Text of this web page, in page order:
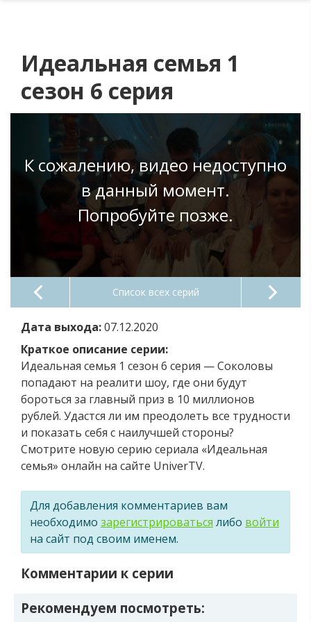
Идеальная семья 1
сезон 6 серия
К сожалению, видео недоступно
в данный момент.
Попробуйте позже.
Список всех серий
Дата выхода:07.12.2020
Краткое описание серии:
Идеальная семья 1 сезон 6 серия — Соколовы
попадают на реалити шоу, где они будут
бороться за главный приз в 10 миллионов
рублей. Удастся ли им преодолеть все трудности
и показать себя с наилучшей стороны?
Смотрите новую серию сериала «Идеальная
семья» онлайн на сайте UniverTV.
Для добавления комментариев вам
необходимо зарегистрироваться либо войти
на сайт под своим именем.
Комментарии к серии
Рекомендуем посмотреть: